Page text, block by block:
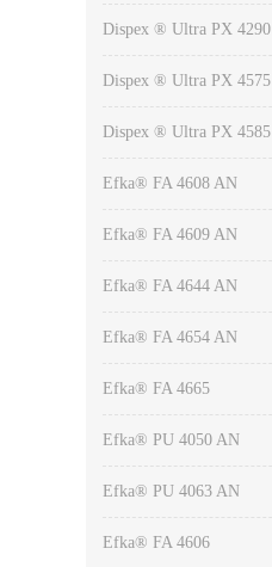
Dispex ® Ultra PX 4290
Dispex ® Ultra PX 4575
Dispex ® Ultra PX 4585
Efka® FA 4608 AN
Efka® FA 4609 AN
Efka® FA 4644 AN
Efka® FA 4654 AN
Efka® FA 4665
Efka® PU 4050 AN
Efka® PU 4063 AN
Efka® FA 4606